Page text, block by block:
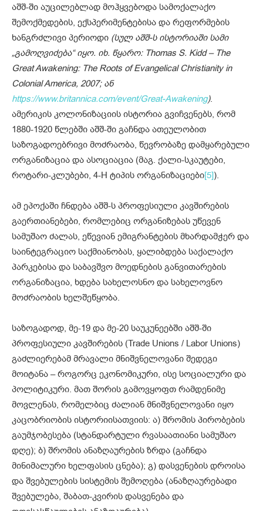
აშშ-ში აუცილებლად მოჰყვებოდა სამოქალაქო
შემოქმედების, ექსპერიმენტებისა და რეფორმების
ხანგრძლივი პერიოდი (სულ აშშ-ს ისტორიაში სამი
„გამოღვიძება“ იყო. იხ. წყარო: Thomas S. Kidd – The
Great Awakening: The Roots of Evangelical Christianity in
Colonial America, 2007; ან
https://www.britannica.com/event/Great-Awakening).
ამერიკის კოლონიზაციის ისტორია გვიჩვენებს, რომ
1880-1920 წლებში აშშ-ში გაჩნდა ათეულობით
საზოგადოებრივი მოძრაობა, წევრობაზე დამყარებული
ორგანიზაცია და ასოციაცია (მაგ. ქალი-სკაუტები,
როტარი-კლუბები, 4-H ტიპის ორგანიზაციები[5]).
ამ ეპოქაში ჩნდება აშშ-ს პროფესიული კავშირების
გაერთიანებები, რომლებიც ორგანიზებას უწევენ
სამუშაო ძალას, ეწევიან ემიგრანტების მხარდამჭერ და
საინტეგრაციო საქმიანობას, ყალიბდება საქალაქო
პარკებისა და საბავშვო მოედნების განვითარების
ორგანიზაცია, ხდება სახელოსნო და სახელოვნო
მოძრაობის ხელშეწყობა.
საზოგადოდ, მე-19 და მე-20 საუკუნეებში აშშ-ში
პროფესიული კავშირების (Trade Unions / Labor Unions)
გაძლიერებამ მრავალი მნიშვნელოვანი შედეგი
მოიტანა – როგორც ეკონომიკური, ისე სოციალური და
პოლიტიკური. მათ შორის გამოვყოფთ რამდენიმე
მოვლენას, რომელბიც ძალიან მნიშვნელოვანი იყო
კაცობრიობის ისტორიისათვიის: ა) შრომის პირობების
გაუმჯობესება (სტანდარტული რვასაათიანი სამუშაო
დღე); ბ) შრომის ანაზღაურების ზრდა (გაჩნდა
მინიმალური ხელფასის ცნება); გ) დასვენების დროისა
და შვებულების სისტემის შემოღება (ანაზღაურებადი
შვებულება, შაბათ-კვირის დასვენება და